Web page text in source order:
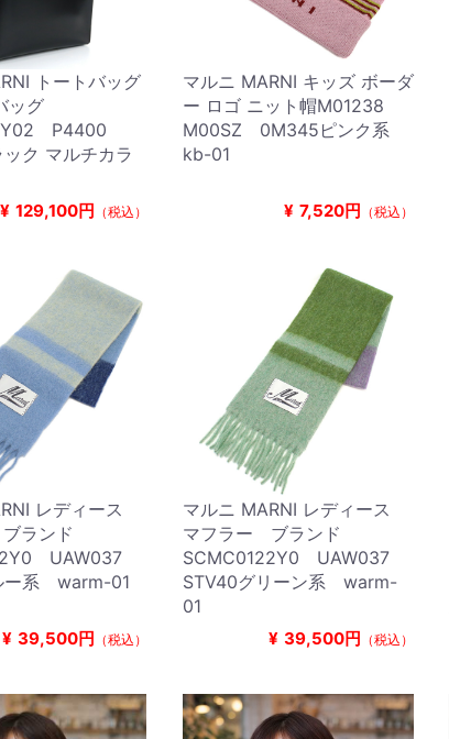
トートバッグ
ッグ
P4400
ク マルチカラ
¥ 129,100円 （税込）
マルニ MARNI キッズ ボーダ
ー ロゴ ニット帽M01238
M00SZ 0M345ピンク系
kb-01
¥ 7,520円 （税込）
レディース
ランド
UAW037
ー系 warm-01
¥ 39,500円 （税込）
マルニ MARNI レディース
マフラー ブランド
SCMC0122Y0 UAW037
STV40グリーン系 warm-
01
¥ 39,500円 （税込）